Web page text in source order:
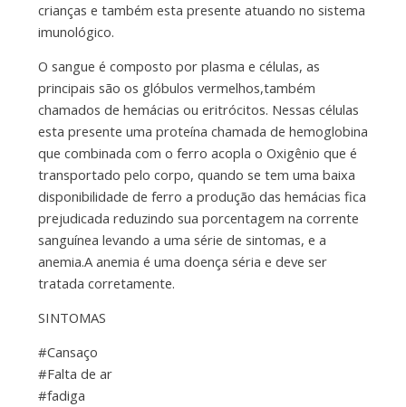
crianças e também esta presente atuando no sistema
imunológico.
O sangue é composto por plasma e células, as
principais são os glóbulos vermelhos,também
chamados de hemácias ou eritrócitos. Nessas células
esta presente uma proteína chamada de hemoglobina
que combinada com o ferro acopla o Oxigênio que é
transportado pelo corpo, quando se tem uma baixa
disponibilidade de ferro a produção das hemácias fica
prejudicada reduzindo sua porcentagem na corrente
sanguínea levando a uma série de sintomas, e a
anemia.A anemia é uma doença séria e deve ser
tratada corretamente.
SINTOMAS
#Cansaço
#Falta de ar
#fadiga